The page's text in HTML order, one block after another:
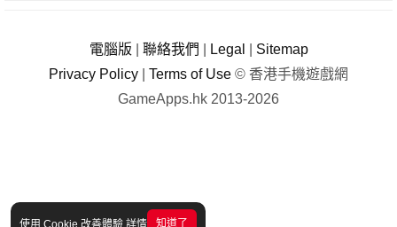
使用 Cookie 改善體驗 詳情 知道了
電腦版 聯絡我們 Legal
Sitemap
Privacy Policy
Terms of Use © 香港手機遊戲網
GameApps.hk 2013-2026